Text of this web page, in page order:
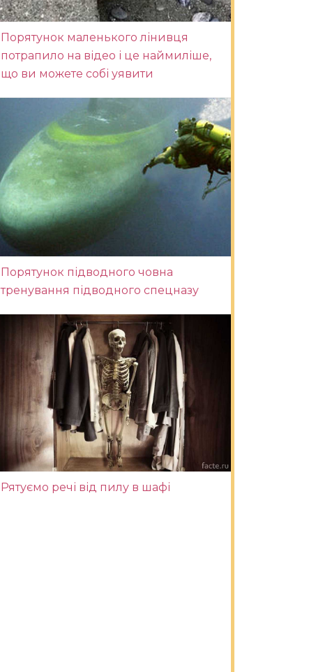
Порятунок маленького лінивця
потрапило на відео і це наймиліше,
що ви можете собі уявити
Порятунок підводного човна
тренування підводного спецназу
Рятуємо речі від пилу в шафі